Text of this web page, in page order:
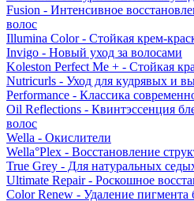
Fusion - Интенсивное
волос
Illumina Color - Стойкая крем-
Invigo - Новый уход за волосами
Koleston Perfect Me + - Стойкая
Nutricurls - Уход для кудрявых и
Performance - Классика
Oil Reflections - Квинтэссенция
волос
Wella - Окислители
Wella°Plex - Восстановление
True Grey - Для натуральных
Ultimate Repair - Роскошное
Color Renew - Удаление пигмента